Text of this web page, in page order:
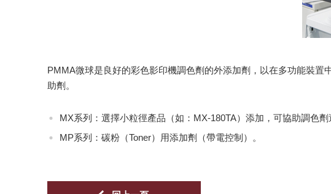
PMMA微球是良好的彩色影印機調色劑的外添加劑，以在多功能裝
助劑。
MX系列：選擇小粒徑產品（如：MX-180TA）添加，可協助調色劑
MP系列：碳粉（Toner）用添加劑（帶電控制）。